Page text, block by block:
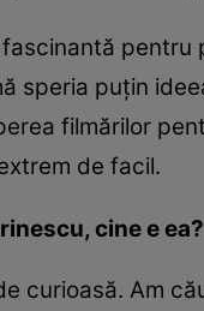
pentru
speria puțin
filmărilor
de facil.
cine e ea?
curioasă. Am